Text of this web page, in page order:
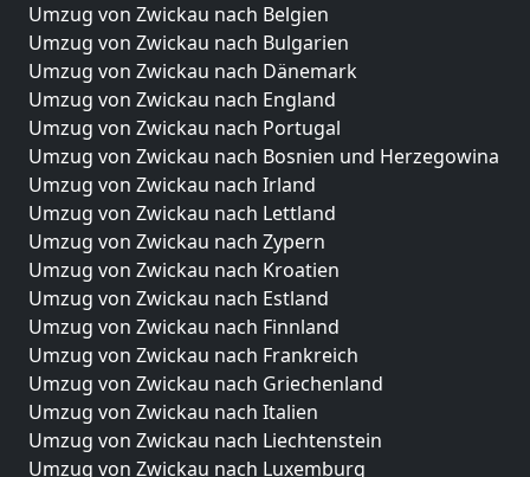
Umzug von Zwickau nach Belgien
Umzug von Zwickau nach Bulgarien
Umzug von Zwickau nach Dänemark
Umzug von Zwickau nach England
Umzug von Zwickau nach Portugal
Umzug von Zwickau nach Bosnien und Herzegowina
Umzug von Zwickau nach Irland
Umzug von Zwickau nach Lettland
Umzug von Zwickau nach Zypern
Umzug von Zwickau nach Kroatien
Umzug von Zwickau nach Estland
Umzug von Zwickau nach Finnland
Umzug von Zwickau nach Frankreich
Umzug von Zwickau nach Griechenland
Umzug von Zwickau nach Italien
Umzug von Zwickau nach Liechtenstein
Umzug von Zwickau nach Luxemburg